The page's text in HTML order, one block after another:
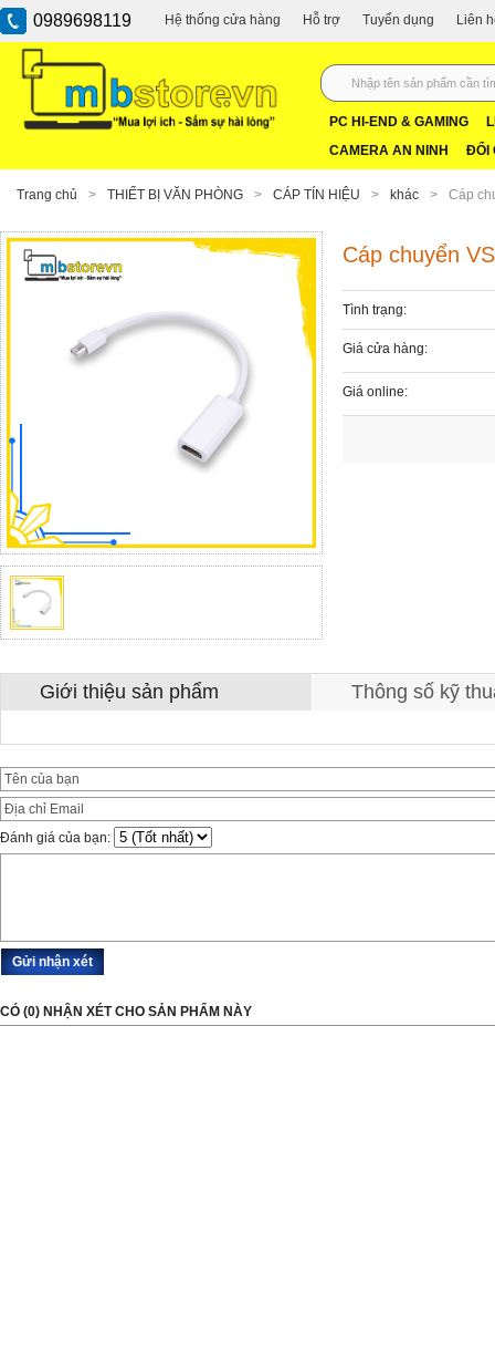
0989698119 Hệ thống cửa hàng Hỗ trợ Tuyển dụng Liên
PC HI-END & GAMING
CAMERA AN NINH
ĐỔI
Trang chủ > THIẾT BỊ VĂN PHÒNG > CÁP TÍN HIỆU > khác > Cáp
Cáp chuyển
Tình trạng:
Giá cửa hàng:
Giá online:
Giới thiệu sản phẩm Thông số kỹ
Đánh giá của bạn:
CÓ (0) NHẬN XÉT CHO SẢN PHẨM NÀY